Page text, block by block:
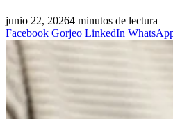
junio 22, 20264 minutos de lectura
Facebook Gorjeo LinkedIn